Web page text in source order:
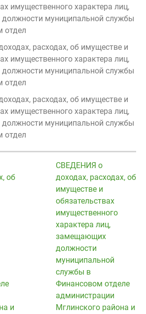
имущественного характера лиц,
муниципальной службы
отдел
расходах, об имуществе и
имущественного характера лиц,
муниципальной службы
отдел
расходах, об имуществе и
имущественного характера лиц,
муниципальной службы
отдел
об
и
СВЕДЕНИЯ о
доходах, расходах, об
имуществе и
обязательствах
имущественного
характера лиц,
замещающих
должности
муниципальной
службы в
Финансовом отделе
администрации
Мглинского района и